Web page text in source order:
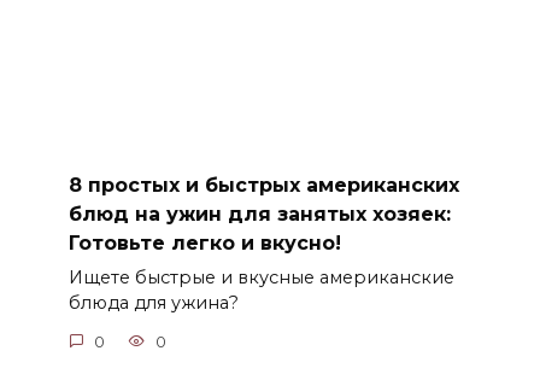
8 простых и быстрых американских
блюд на ужин для занятых хозяек:
Готовьте легко и вкусно!
Ищете быстрые и вкусные американские
блюда для ужина?
0 0